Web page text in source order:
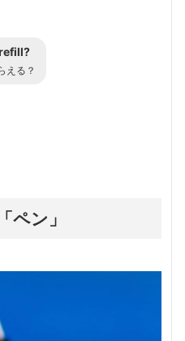
える？
ペン」